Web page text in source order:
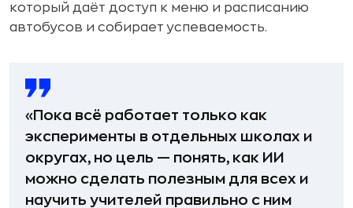
который даёт доступ к меню и расписанию
автобусов и собирает успеваемость.
«Пока всё работает только как
эксперименты в отдельных школах и
округах, но цель — понять, как ИИ
можно сделать полезным для всех и
научить учителей правильно с ним